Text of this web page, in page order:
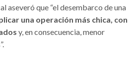
aseveró que “el desembarco de una
una operación más chica, con
y, en consecuencia, menor